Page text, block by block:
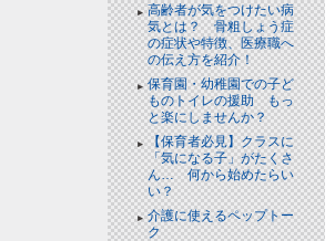
高齢者が気をつけたい病
気とは？ 骨粗しょう症
の症状や特徴、医療職へ
の伝え方を紹介！
保育園・幼稚園での子ど
ものトイレの援助 もっ
と楽にしませんか？
【保育者必見】クラスに
「気になる子」がたくさ
ん… 何から始めたらい
い？
介護に使えるペップトー
ク